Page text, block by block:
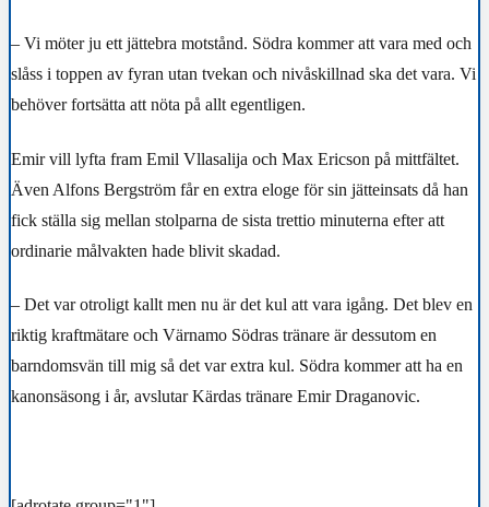
– Vi möter ju ett jättebra motstånd. Södra kommer att vara med och
slåss i toppen av fyran utan tvekan och nivåskillnad ska det vara. Vi
behöver fortsätta att nöta på allt egentligen.
Emir vill lyfta fram Emil Vllasalija och Max Ericson på mittfältet.
Även Alfons Bergström får en extra eloge för sin jätteinsats då han
fick ställa sig mellan stolparna de sista trettio minuterna efter att
ordinarie målvakten hade blivit skadad.
– Det var otroligt kallt men nu är det kul att vara igång. Det blev en
riktig kraftmätare och Värnamo Södras tränare är dessutom en
barndomsvän till mig så det var extra kul. Södra kommer att ha en
kanonsäsong i år, avslutar Kärdas tränare Emir Draganovic.